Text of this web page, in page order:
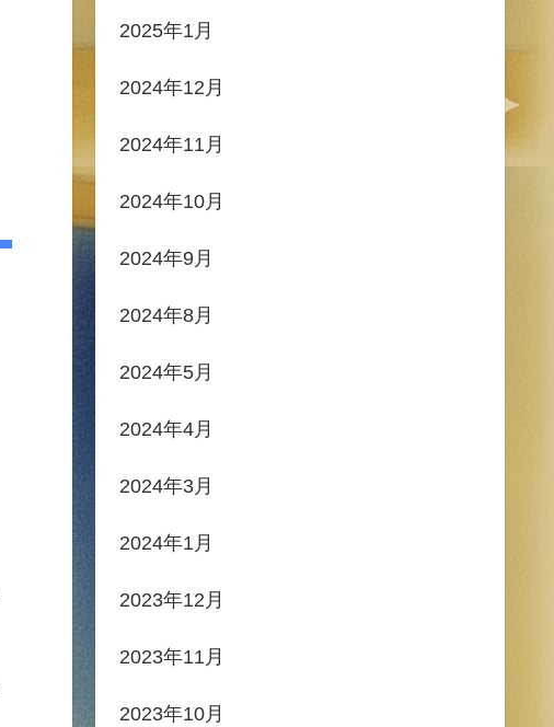
2025年1月
2024年12月
2024年11月
2024年10月
2024年9月
2024年8月
2024年5月
2024年4月
2024年3月
2024年1月
2023年12月
2023年11月
2023年10月